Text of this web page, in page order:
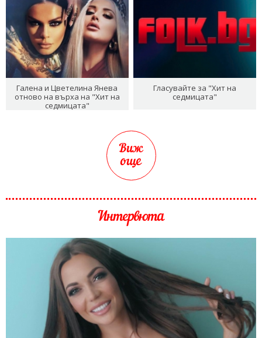
Галена и Цветелина Янева
отново на върха на "Хит на
седмицата"
Гласувайте за "Хит на
седмицата"
Виж
още
Интервюта